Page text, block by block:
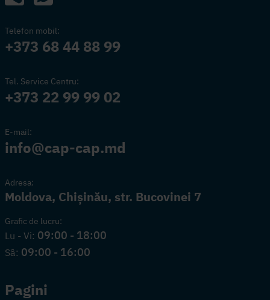
Telefon mobil:
+373 68 44 88 99
Tel. Service Centru:
+373 22 99 99 02
E-mail:
info@cap-cap.md
Adresa:
Moldova, Chișinău, str. Bucovinei 7
Grafic de lucru:
Lu - Vi: 09:00 - 18:00
Sâ: 09:00 - 16:00
Pagini